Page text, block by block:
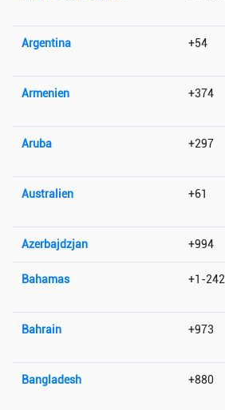
Argentina +54
Armenien +374
Aruba +297
Australien +61
Azerbajdzjan +994
Bahamas +1-242
Bahrain +973
Bangladesh +880